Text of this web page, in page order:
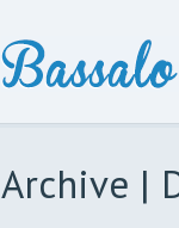
Archive |